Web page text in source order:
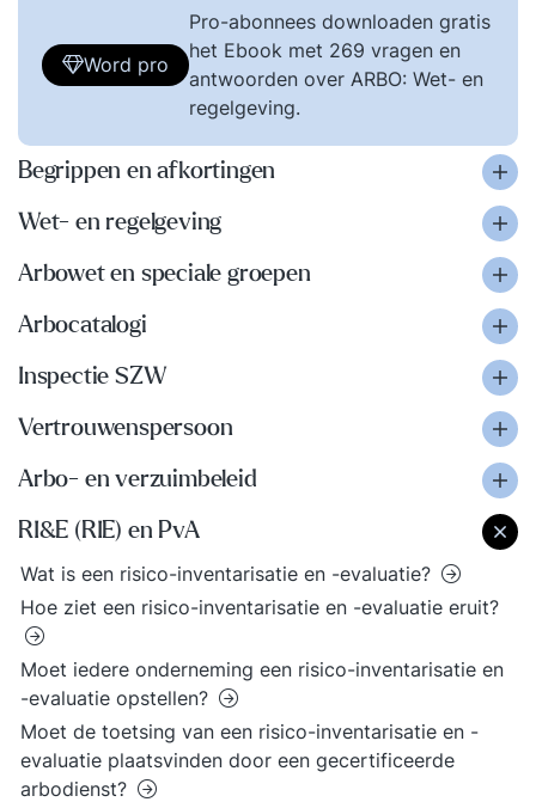
Word pro
Pro-abonnees downloaden gratis
het Ebook met 269 vragen en
antwoorden over ARBO: Wet- en
regelgeving.
Begrippen en afkortingen
Wet- en regelgeving
Arbowet en speciale groepen
Arbocatalogi
Inspectie SZW
Vertrouwenspersoon
Arbo- en verzuimbeleid
RI&E (RIE) en PvA
Wat is een risico-inventarisatie en -evaluatie?
Hoe ziet een risico-inventarisatie en -evaluatie eruit?
Moet iedere onderneming een risico-inventarisatie en
-evaluatie opstellen?
Moet de toetsing van een risico-inventarisatie en -
evaluatie plaatsvinden door een gecertificeerde
arbodienst?